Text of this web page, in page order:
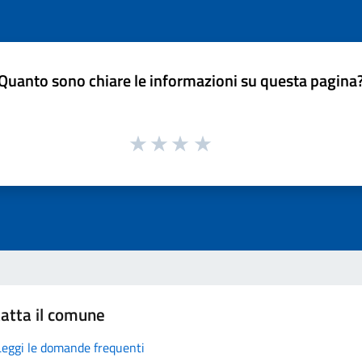
sono chiare le informazioni su questa
il comune
le domande frequenti